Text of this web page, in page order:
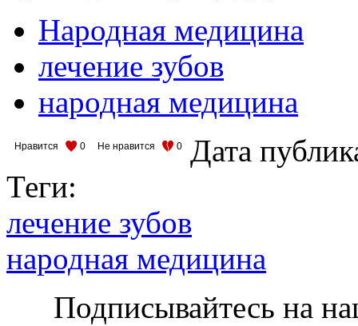
Народная медицина
лечение зубов
народная медицина
Нравится 0 Не нравится 0
Дата
Теги:
лечение зубов
народная медицина
Подписывайтесь на